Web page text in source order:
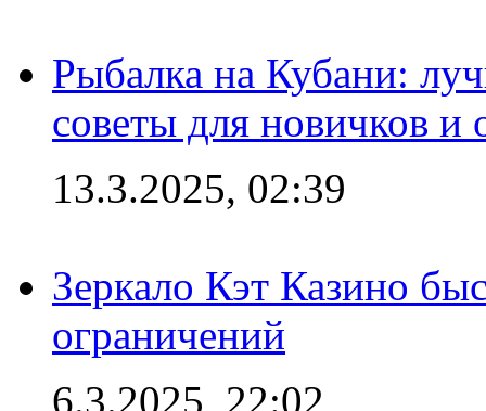
Рыбалка на Кубани:
советы для новичков
13.3.2025, 02:39
Зеркало Кэт Казино
ограничений
6.3.2025, 22:02